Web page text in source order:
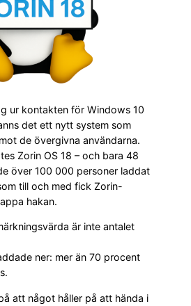
ur kontakten för Windows 10
det ett nytt system som
de övergivna användarna.
Zorin OS 18 – och bara 48
över 100 000 personer laddat
till och med fick Zorin-
hakan.
är inte antalet
ner: mer än 70 procent
att något håller på att hända i